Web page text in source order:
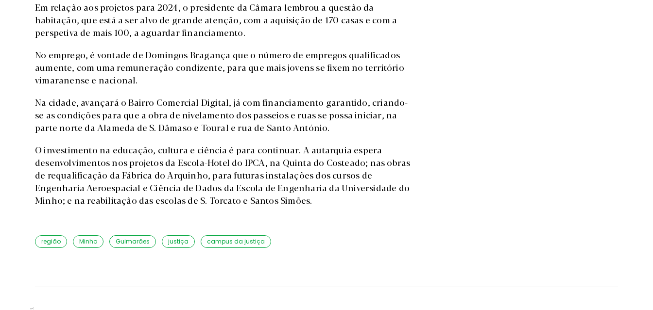
Em relação aos projetos para 2024, o presidente da Câmara lembrou a questão da
habitação, que está a ser alvo de grande atenção, com a aquisição de 170 casas e com a
perspetiva de mais 100, a aguardar financiamento.
No emprego, é vontade de Domingos Bragança que o número de empregos qualificados
aumente, com uma remuneração condizente, para que mais jovens se fixem no território
vimaranense e nacional.
Na cidade, avançará o Bairro Comercial Digital, já com financiamento garantido, criando-
se as condições para que a obra de nivelamento dos passeios e ruas se possa iniciar, na
parte norte da Alameda de S. Dâmaso e Toural e rua de Santo António.
O investimento na educação, cultura e ciência é para continuar. A autarquia espera
desenvolvimentos nos projetos da Escola-Hotel do IPCA, na Quinta do Costeado; nas obras
de requalificação da Fábrica do Arquinho, para futuras instalações dos cursos de
Engenharia Aeroespacial e Ciência de Dados da Escola de Engenharia da Universidade do
Minho; e na reabilitação das escolas de S. Torcato e Santos Simões.
região Minho Guimarães justiça campus da justiça